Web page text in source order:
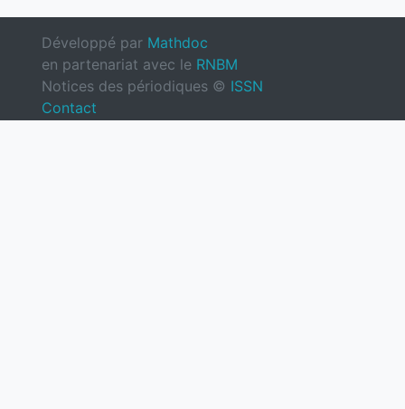
Développé par Mathdoc
en partenariat avec le RNBM
Notices des périodiques © ISSN
Contact